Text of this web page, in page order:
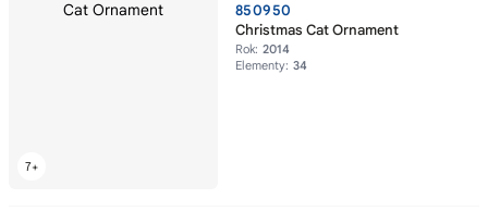
850950
Christmas Cat Ornament
Rok: 2014
Elementy: 34